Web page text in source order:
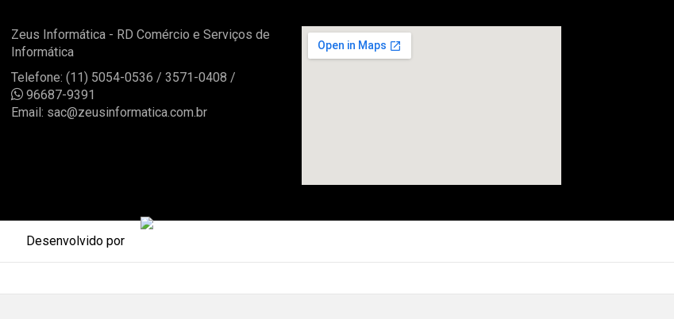
Zeus Informática - RD Comércio e Serviços de
Informática
Telefone: (11) 5054-0536 / 3571-0408 /
96687-9391
Email: sac@zeusinformatica.com.br
Desenvolvido por